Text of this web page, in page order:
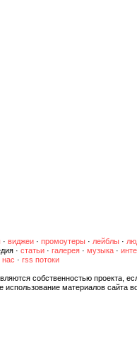
· виджеи · промоутеры · лейблы ·
· статьи · галерея · музыка ·
нас · rss потоки
собственностью проекта,
использование материалов сайта